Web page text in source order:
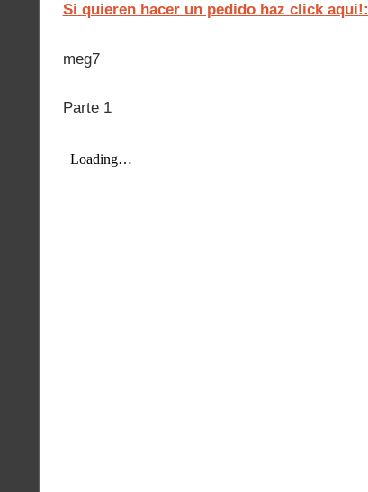
Si quieren hacer un pedido haz click aqui!:
meg7
Parte 1